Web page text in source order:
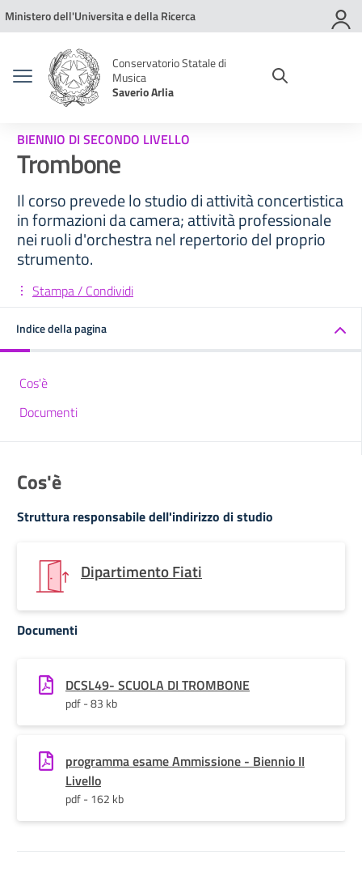
Vai ai contenuti
Vai al menu di navigazione
Vai al footer
Ministero dell'Universita e della Ricerca
Conservatorio Statale di
Musica
Saverio Arlia
BIENNIO DI SECONDO LIVELLO
Trombone
Il corso prevede lo studio di attività concertistica
in formazioni da camera; attività professionale
nei ruoli d'orchestra nel repertorio del proprio
strumento.
Stampa / Condividi
Indice della pagina
Cos'è
Documenti
Cos'è
Struttura responsabile dell'indirizzo di studio
Dipartimento Fiati
Documenti
DCSL49- SCUOLA DI TROMBONE
pdf - 83 kb
programma esame Ammissione - Biennio II
Livello
pdf - 162 kb